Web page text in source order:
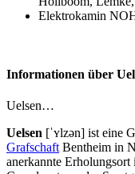
Elektrokamin
Informationen über
Uelsen…
Uelsen [ˈʏlzən] ist eine
Grafschaft Bentheim in
anerkannte